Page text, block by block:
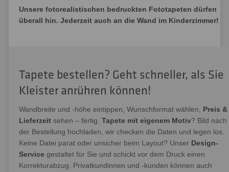
Unsere fotorealistischen bedruckten Fototapeten dürfen
überall hin. Jederzeit auch an die Wand im Kinderzimmer!
Tapete bestellen? Geht schneller, als Sie
Kleister anrühren können!
Wandbreite und -höhe eintippen, Wunschformat wählen, Preis &
Lieferzeit sehen – fertig. Tapete mit eigenem Motiv? Bild nach
der Bestellung hochladen, wir checken die Daten und legen los.
Keine Datei parat oder unsicher beim Layout? Unser Design-
Service gestaltet für Sie und schickt vor dem Druck einen
Korrekturabzug. Privatkundinnen und -kunden können auch